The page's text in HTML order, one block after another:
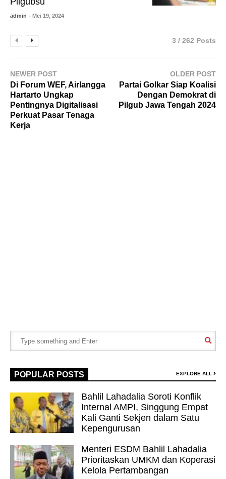
admin - Mei 19, 2024
3 / 262 Posts
NEWER POST
Di Forum WEF, Airlangga
Hartarto Ungkap
Pentingnya Digitalisasi
Perkuat Pasar Tenaga
Kerja
OLDER POST
Partai Golkar Siap Koalisi
Dengan Demokrat di
Pilgub Jawa Tengah 2024
POPULAR POSTS EXPLORE ALL
Bahlil Lahadalia Soroti Konflik
Internal AMPI, Singgung Empat
Kali Ganti Sekjen dalam Satu
Kepengurusan
Menteri ESDM Bahlil Lahadalia
Prioritaskan UMKM dan Koperasi
Kelola Pertambangan